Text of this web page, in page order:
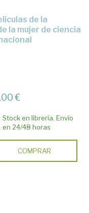
la mujer de ciencia
€
Stock en librería. Envío
en 24/48 horas
COMPRAR